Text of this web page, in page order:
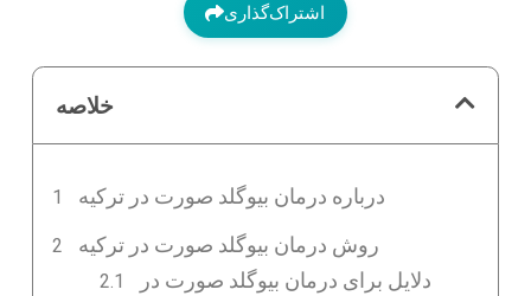
اشتراک‌گذاری
خلاصه
درباره درمان بیوگلد صورت در ترکیه
روش درمان بیوگلد صورت در ترکیه
دلایل برای درمان بیوگلد صورت در